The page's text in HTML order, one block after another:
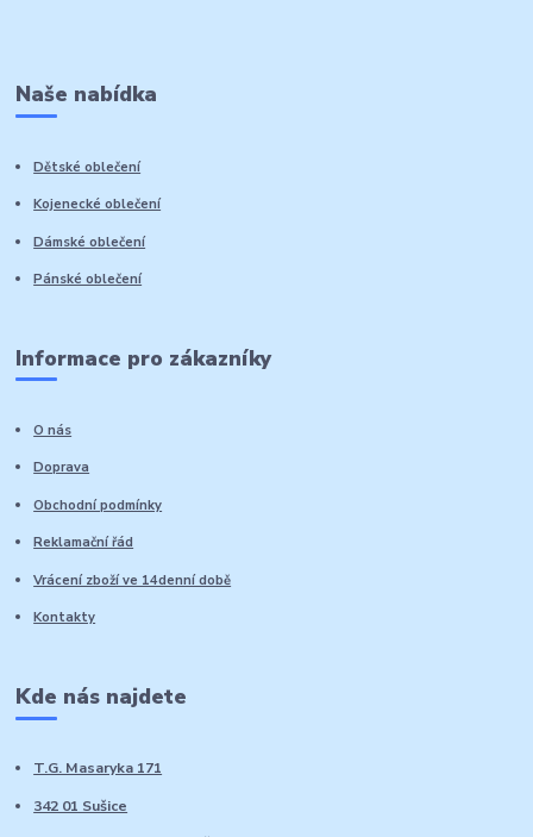
Naše nabídka
Dětské oblečení
Kojenecké oblečení
Dámské oblečení
Pánské oblečení
Informace pro zákazníky
O nás
Doprava
Obchodní podmínky
Reklamační řád
Vrácení zboží ve 14denní době
Kontakty
Kde nás najdete
T.G. Masaryka 171
342 01 Sušice